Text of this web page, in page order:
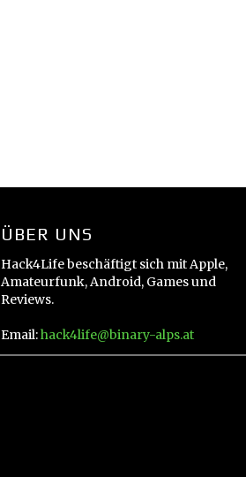
ÜBER UNS
Hack4Life beschäftigt sich mit Apple,
Amateurfunk, Android, Games und
Reviews.
Email:hack4life@binary-alps.at